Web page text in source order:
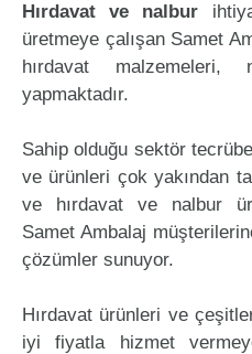
Hırdavat ve nalbur
üretmeye çalışan Samet
hırdavat malzemeleri,
yapmaktadır.
Sahip olduğu sektör
ve ürünleri çok yakından
ve hırdavat ve nalbur
Samet Ambalaj
çözümler sunuyor.
Hırdavat ürünleri ve
iyi fiyatla hizmet